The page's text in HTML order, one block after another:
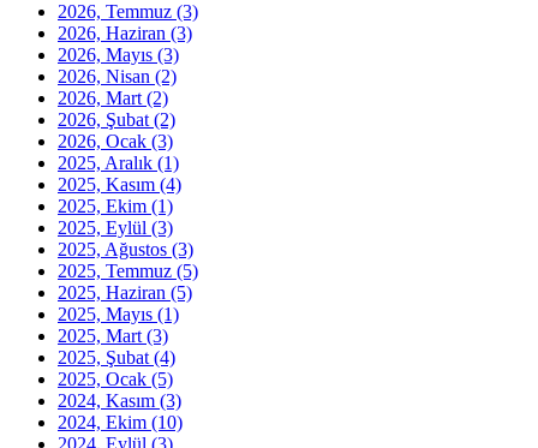
2026, Temmuz (3)
2026, Haziran (3)
2026, Mayıs (3)
2026, Nisan (2)
2026, Mart (2)
2026, Şubat (2)
2026, Ocak (3)
2025, Aralık (1)
2025, Kasım (4)
2025, Ekim (1)
2025, Eylül (3)
2025, Ağustos (3)
2025, Temmuz (5)
2025, Haziran (5)
2025, Mayıs (1)
2025, Mart (3)
2025, Şubat (4)
2025, Ocak (5)
2024, Kasım (3)
2024, Ekim (10)